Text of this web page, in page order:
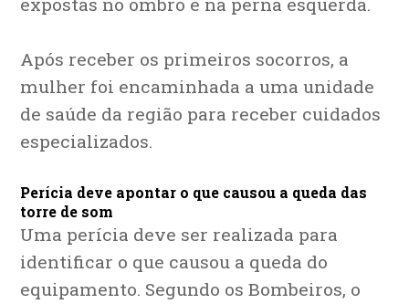
Após receber os primeiros socorros, a
mulher foi encaminhada a uma unidade
de saúde da região para receber cuidados
especializados.
Perícia deve apontar o que causou a queda das
torre de som
Uma perícia deve ser realizada para
identificar o que causou a queda do
equipamento. Segundo os Bombeiros, o